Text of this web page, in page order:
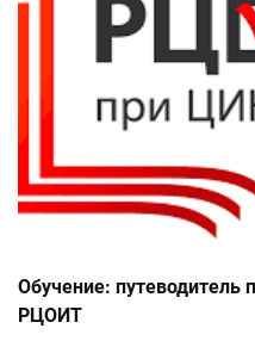
Обучение: путеводитель
РЦОИТ